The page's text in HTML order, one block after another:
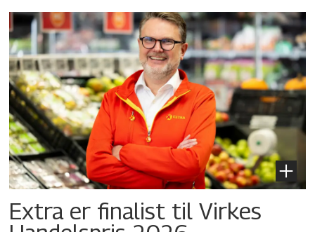
Extra er finalist til Virkes